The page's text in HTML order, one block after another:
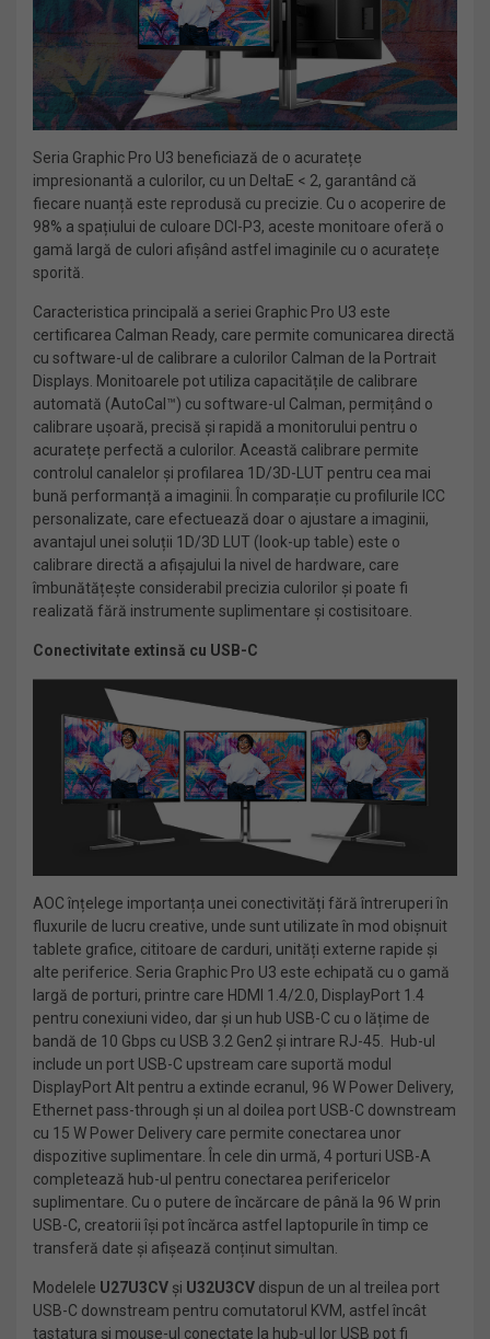
Seria Graphic Pro U3 beneficiază de o acuratețe
impresionantă a culorilor, cu un DeltaE < 2, garantând că
fiecare nuanță este reprodusă cu precizie. Cu o acoperire de
98% a spațiului de culoare DCI-P3, aceste monitoare oferă o
gamă largă de culori afișând astfel imaginile cu o acuratețe
sporită.
Caracteristica principală a seriei Graphic Pro U3 este
certificarea Calman Ready, care permite comunicarea directă
cu software-ul de calibrare a culorilor Calman de la Portrait
Displays. Monitoarele pot utiliza capacitățile de calibrare
automată (AutoCal™) cu software-ul Calman, permițând o
calibrare ușoară, precisă și rapidă a monitorului pentru o
acuratețe perfectă a culorilor. Această calibrare permite
controlul canalelor și profilarea 1D/3D-LUT pentru cea mai
bună performanță a imaginii. În comparație cu profilurile ICC
personalizate, care efectuează doar o ajustare a imaginii,
avantajul unei soluții 1D/3D LUT (look-up table) este o
calibrare directă a afișajului la nivel de hardware, care
îmbunătățește considerabil precizia culorilor și poate fi
realizată fără instrumente suplimentare și costisitoare.
Conectivitate extinsă cu USB-C
AOC înțelege importanța unei conectivități fără întreruperi în
fluxurile de lucru creative, unde sunt utilizate în mod obișnuit
tablete grafice, cititoare de carduri, unități externe rapide și
alte periferice. Seria Graphic Pro U3 este echipată cu o gamă
largă de porturi, printre care HDMI 1.4/2.0, DisplayPort 1.4
pentru conexiuni video, dar și un hub USB-C cu o lățime de
bandă de 10 Gbps cu USB 3.2 Gen2 și intrare RJ-45. Hub-ul
include un port USB-C upstream care suportă modul
DisplayPort Alt pentru a extinde ecranul, 96 W Power Delivery,
Ethernet pass-through și un al doilea port USB-C downstream
cu 15 W Power Delivery care permite conectarea unor
dispozitive suplimentare. În cele din urmă, 4 porturi USB-A
completează hub-ul pentru conectarea perifericelor
suplimentare. Cu o putere de încărcare de până la 96 W prin
USB-C, creatorii își pot încărca astfel laptopurile în timp ce
transferă date și afișează conținut simultan.
Modelele U27U3CV și U32U3CV dispun de un al treilea port
USB-C downstream pentru comutatorul KVM, astfel încât
tastatura și mouse-ul conectate la hub-ul lor USB pot fi